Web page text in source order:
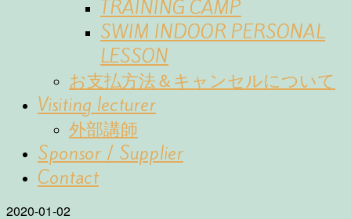
TRAINING CAMP
SWIM INDOOR PERSONAL
LESSON
お支払方法＆キャンセルについて
Visiting lecturer
外部講師
Sponsor / Supplier
Contact
2020-01-02